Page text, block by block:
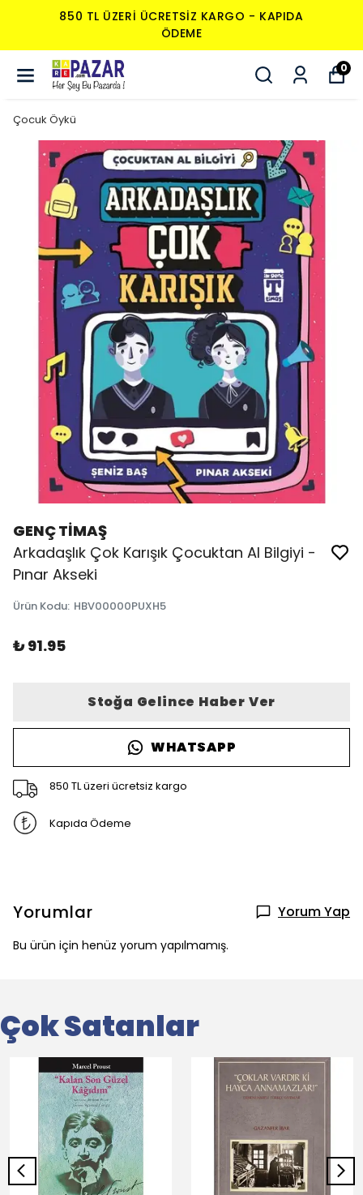
850 TL ÜZERI ÜCRETSIZ KARGO - KAPIDA
ÖDEME
0
Çocuk Öykü
GENÇ TİMAŞ
Arkadaşlık Çok Karışık Çocuktan Al Bilgiyi -
Pınar Akseki
Ürün Kodu: HBV00000PUXH5
₺ 91.95
Stoğa Gelince Haber Ver
WHATSAPP
850 TL üzeri ücretsiz kargo
Kapıda Ödeme
Yorumlar Yorum Yap
Bu ürün için henüz yorum yapılmamış.
Çok Satanlar